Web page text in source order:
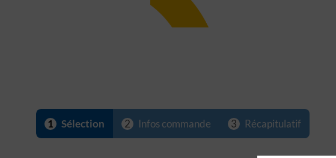
1 Sélection 2 Infos commande 3 Récapitulatif